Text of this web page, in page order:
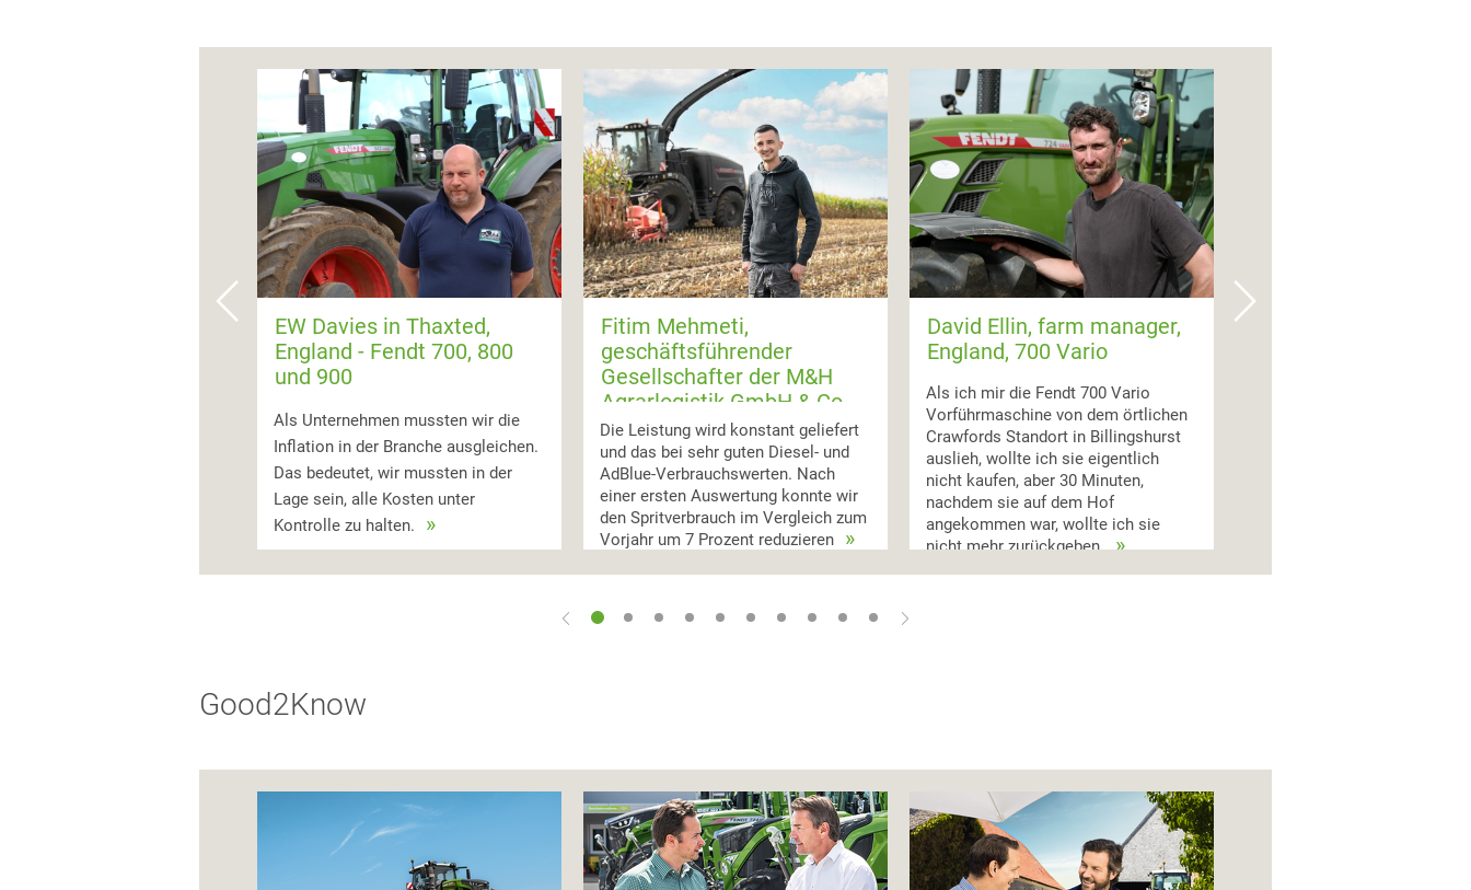
EW Davies in Thaxted,
England - Fendt 700, 800
und 900
Als Unternehmen mussten wir die
Inflation in der Branche ausgleichen.
Das bedeutet, wir mussten in der
Lage sein, alle Kosten unter
Kontrolle zu halten.
Fitim Mehmeti,
geschäftsführender
Gesellschafter der M&H
Agrarlogistik GmbH & Co.
KG, Deutschland, Katana
650
Die Leistung wird konstant geliefert
und das bei sehr guten Diesel- und
AdBlue-Verbrauchswerten. Nach
einer ersten Auswertung konnte wir
den Spritverbrauch im Vergleich zum
Vorjahr um 7 Prozent reduzieren
David Ellin, farm manager,
England, 700 Vario
Als ich mir die Fendt 700 Vario
Vorführmaschine von dem örtlichen
Crawfords Standort in Billingshurst
auslieh, wollte ich sie eigentlich
nicht kaufen, aber 30 Minuten,
nachdem sie auf dem Hof
angekommen war, wollte ich sie
nicht mehr zurückgeben.
Good2Know